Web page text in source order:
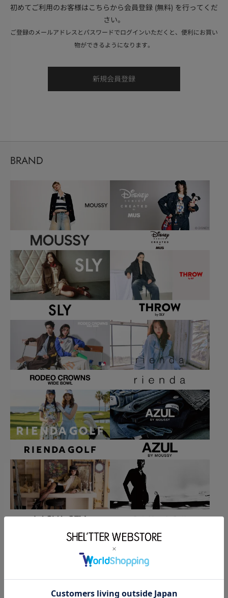
初めてご利用のお客様はこちらから会員登録 (無料) を行ってくだ
さい。
ご登録のメールアドレスとパスワードでログインいただくと、便利にお買い
物ができるようになります。
BRAND